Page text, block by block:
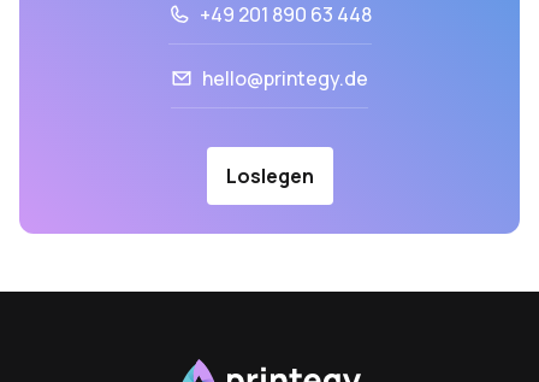
+49 201 890 63 448
hello@printegy.de
Loslegen